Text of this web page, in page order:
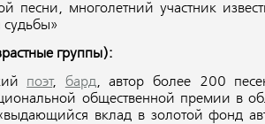
песни, многолетний участник
судьбы»
группы):
поэт, бард, автор более 200
общественной премии в
вклад в золотой фонд